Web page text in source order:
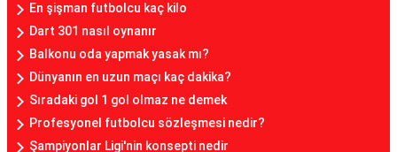
En şişman futbolcu kaç kilo
Dart 301 nasıl oynanır
Balkonu oda yapmak yasak mı?
Dünyanın en uzun maçı kaç dakika?
Sıradaki gol 1 gol olmaz ne demek
Profesyonel futbolcu sözleşmesi nedir?
Şampiyonlar Ligi'nin konsepti nedir